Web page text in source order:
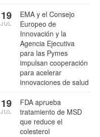
EMA y el Consejo
Europeo de
Innovación y la
Agencia Ejecutiva
para las Pymes
impulsan cooperación
para acelerar
innovaciones de salud
19
JUL
FDA aprueba
tratamiento de MSD
que reduce el
colesterol
19
JUL